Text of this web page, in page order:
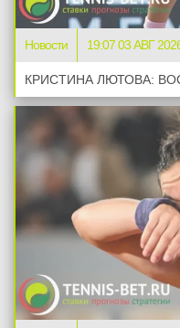
Новости 19:07 03 АВГ
КРИСТИНА ЛЮТОВА: